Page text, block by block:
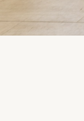
その他、医療
■ 当院の管理運営